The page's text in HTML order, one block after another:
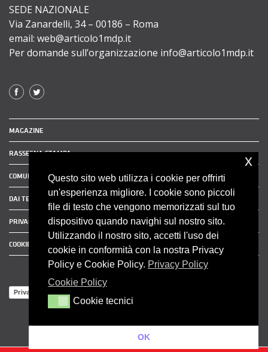
SEDE NAZIONALE
Via Zanardelli, 34 – 00186 – Roma
email: web@articolo1mdp.it
Per domande sull’organizzazione info@articolo1mdp.it
MAGAZINE
RASSEGNA STAMPA
COMUNICATI STAMPA
DAI TERRITORI
PRIVACY POLICY
COOKIE POLICY
Privacy Policy
Questo sito web utilizza i cookie per offrirti
un'esperienza migliore. I cookie sono piccoli
file di testo che vengono memorizzati sul tuo
dispositivo quando navighi sul nostro sito.
Utilizzando il nostro sito, accetti l'uso dei
cookie in conformità con la nostra Privacy
Policy e Cookie Policy. Privacy Policy
Cookie Policy
Cookie tecnici
Cookie tecnici
OK
x